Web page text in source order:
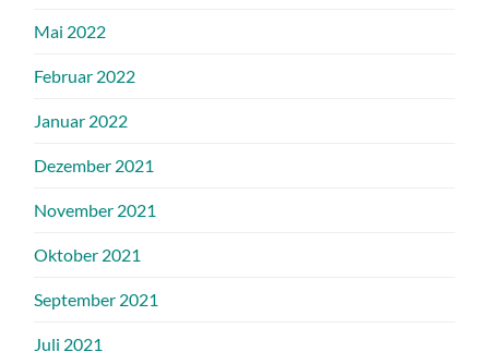
Mai 2022
Februar 2022
Januar 2022
Dezember 2021
November 2021
Oktober 2021
September 2021
Juli 2021